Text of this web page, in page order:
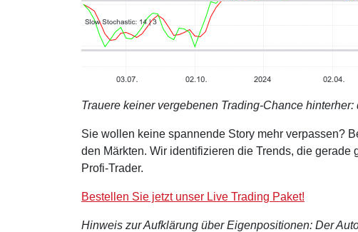
Trauere keiner vergebenen Trading-Chance hinterher:
Sie wollen keine spannende Story mehr verpassen?
den Märkten. Wir identifizieren die Trends, die
Profi-Trader.
Bestellen Sie jetzt unser Live Trading Paket!
Hinweis zur Aufklärung über Eigenpositionen: Der